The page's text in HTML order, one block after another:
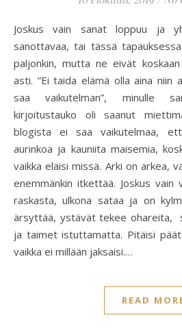
Joskus vain sanat loppuu ja yhtäkkiä ei ole mitään
sanottavaa, tai tässä
paljonkin, mutta ne eivät
asti. ”Ei taida elämä olla aina niin
saa vaikutelman”, minulle
kirjoitustauko oli saanut
blogista ei saa vaikutelmaa,
aurinkoa ja kauniita maisemia,
vaikka eläisi missä. Arki on arkea,
enemmänkin itkettää. Joskus
raskasta, ulkona sataa ja on
ärsyttää, ystävät tekee ohareita,
ja taimet istuttamatta. Pitäisi
vaikka ei millään jaksaisi.…
READ